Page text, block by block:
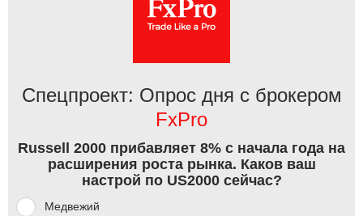
Спецпроект: Опрос дня с брокером
FxPro
Russell 2000 прибавляет 8% с начала года на
расширения роста рынка. Каков ваш
настрой по US2000 сейчас?
Медвежий